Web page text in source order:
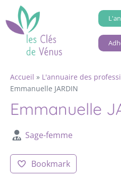
Accueil » L'annuaire des
Emmanuelle JARDIN
Emmanuelle
Sage-femme
Bookmark